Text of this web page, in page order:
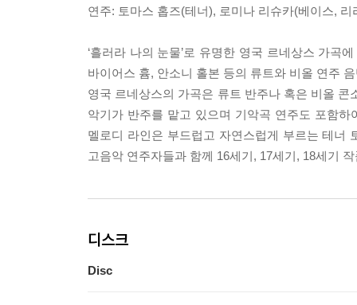
연주: 토마스 홉즈(테너), 로미나 리슈카(베이스,
‘흘러라 나의 눈물’로 유명한 영국 르네상스 가곡
바이어스 흄, 안소니 홀본 등의 류트와 비올 연주
영국 르네상스의 가곡은 류트 반주나 혹은 비올
악기가 반주를 맡고 있으며 기악곡 연주도 포함
멜로디 라인은 부드럽고 자연스럽게 부르는 테너
고음악 연주자들과 함께 16세기, 17세기, 18세기
디스크
Disc